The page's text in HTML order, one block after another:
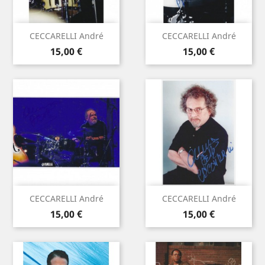
CECCARELLI André
Prix
15,00 €
CECCARELLI André
Prix
15,00 €
CECCARELLI André
Prix
15,00 €
CECCARELLI André
Prix
15,00 €